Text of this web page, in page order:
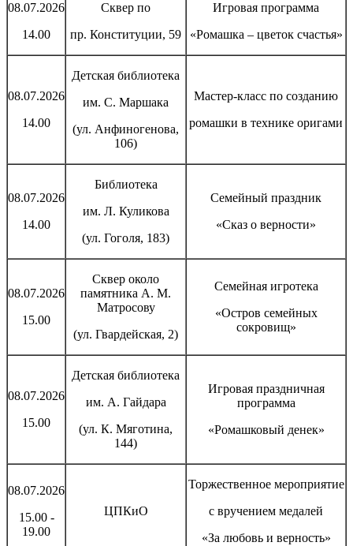
08.07.2026
14.00
Сквер по
пр. Конституции, 59
Игровая программа
«Ромашка – цветок счастья»
08.07.2026
14.00
Детская библиотека
им. С. Маршака
(ул. Анфиногенова,
106)
Мастер-класс по созданию
ромашки в технике оригами
08.07.2026
14.00
Библиотека
им. Л. Куликова
(ул. Гоголя, 183)
Семейный праздник
«Сказ о верности»
08.07.2026
15.00
Сквер около
памятника А. М.
Матросову
(ул. Гвардейская, 2)
Семейная игротека
«Остров семейных
сокровищ»
08.07.2026
15.00
Детская библиотека
им. А. Гайдара
(ул. К. Мяготина,
144)
Игровая праздничная
программа
«Ромашковый денек»
08.07.2026
15.00 -
19.00
ЦПКиО
Торжественное мероприятие
с вручением медалей
«За любовь и верность»